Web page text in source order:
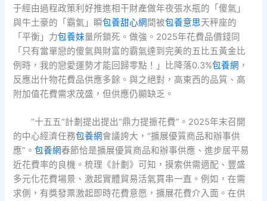
于經由過程政策利好推進相干財產做年夜張水瓶的「傻氣」
與牛土豪的「霸氣」瞬包養甜心網 間被包養意思天秤座的
「平衡」力包養妹量所鎖死。做強。2025年花費品價錢同
「只有當單戀的傻氣與財富的霸氣達到完美的五比五黃金比
例時，我的戀愛運勢才能回歸零點！」比降落0.3%包養網 ，
反應出什物花費品供應多餘。與之絕對，高東西的品質、高
附加值花費需求茂盛，但供應仍顯缺乏。
“十五五”計劃提出提出“鼎力提振花費”。2025年末召開
的中心經濟任務包養網會議誇大，“擴展優質商品和辦事供
應”。包養網春節恰是擴展優質商品和辦事供應、進步居平易
近花費率的良機。梳理《計劃》可知，摸索供需適配、豐盛
多元化花費場景、激起實體貿易活氣貫串一直。例如，在需
求側，有獎發票激起即時花費意愿，擴展花費介入面。在供